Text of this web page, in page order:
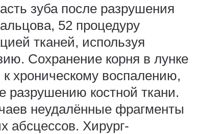
зуба после разрушения
52 процедуру
тканей, используя
Сохранение корня в лунке
хроническому воспалению,
разрушению костной ткани.
неудалённые фрагменты
абсцессов. Хирург-